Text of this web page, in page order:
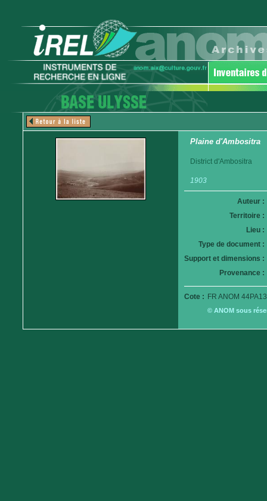
Plaine d'Ambositra
District d'Ambositra
1903
Auteur :
Territoire :
Lieu :
Type de document :
Support et dimensions :
Provenance :
Cote : FR ANOM
© ANOM sous